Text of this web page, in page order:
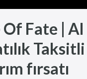
Fate | Al
Taksitli
fırsatı